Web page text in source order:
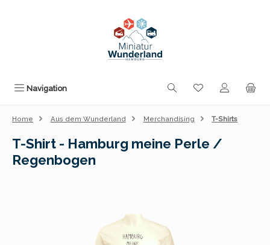
Navigation Du hast 0
Home Aus dem Wunderland Merchandising T-Shirts
T-Shirt - Hamburg meine Perle /
Regenbogen